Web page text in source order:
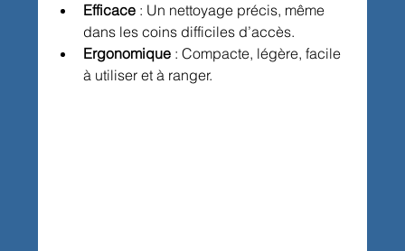
Efficace : Un nettoyage précis, même
dans les coins difficiles d’accès.
Ergonomique : Compacte, légère, facile
à utiliser et à ranger.